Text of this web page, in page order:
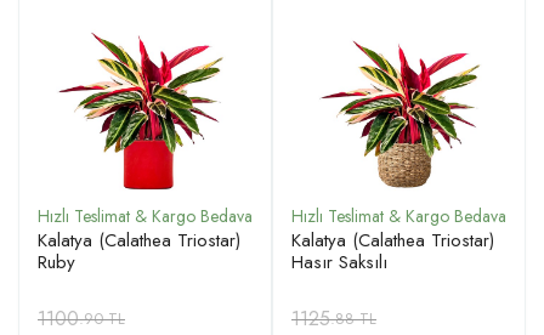
Kalatya (Calathea Triostar)
Ruby
1100.90 TL
Kalatya (Calathea Triostar)
Hasır Saksılı
1125.88 TL